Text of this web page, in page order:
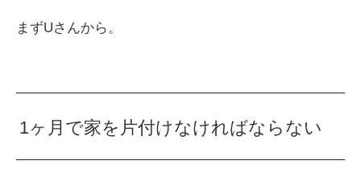
まずUさんから。
1ヶ月で家を片付けなければならない